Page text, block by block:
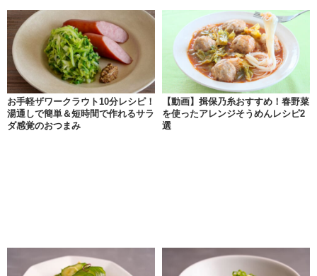
お手軽ザワークラウト10分レシピ！
湯通しで簡単＆短時間で作れるサラ
ダ感覚のおつまみ
【動画】揖保乃糸おすすめ！春野菜
を使ったアレンジそうめんレシピ2
選